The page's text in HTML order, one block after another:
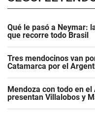
Qué le pasó a Neymar:
que recorre todo Brasil
Tres mendocinos van
Catamarca por el
Mendoza con todo en
presentan Villalobos y